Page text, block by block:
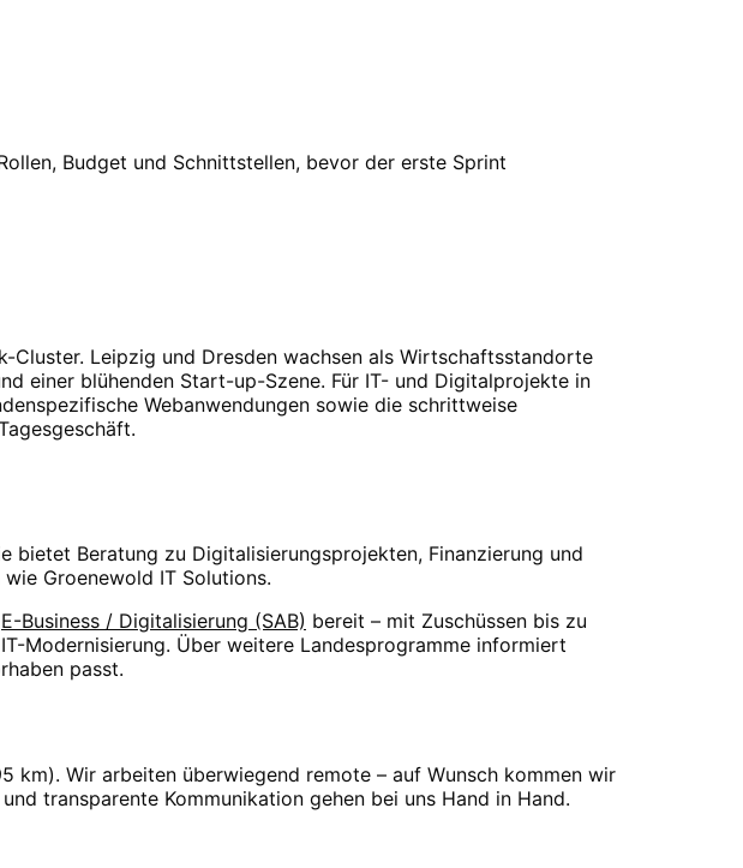
Budget und Schnittstellen, bevor der erste Sprint
Leipzig und Dresden wachsen als Wirtschaftsstandorte
einer blühenden Start-up-Szene. Für IT- und Digitalprojekte in
Webanwendungen sowie die schrittweise
bietet Beratung zu Digitalisierungsprojekten, Finanzierung und
Groenewold IT Solutions.
E-Business / Digitalisierung (SAB) bereit – mit Zuschüssen bis zu
Modernisierung. Über weitere Landesprogramme informiert
passt.
km). Wir arbeiten überwiegend remote – auf Wunsch kommen wir
transparente Kommunikation gehen bei uns Hand in Hand.